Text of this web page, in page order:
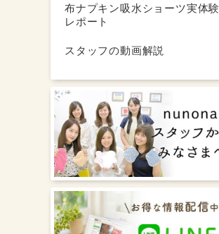
布ナプキン吸水ショーツ実体験
レポート
スタッフの動画解説